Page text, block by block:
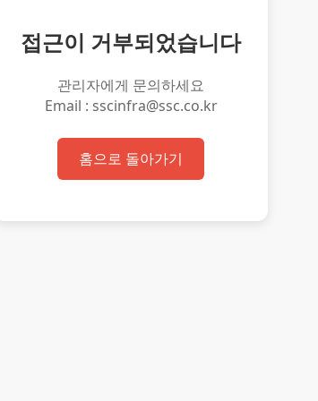
접근이 거부되었습니다
관리자에게 문의하세요
Email : sscinfra@ssc.co.kr
홈으로 돌아가기